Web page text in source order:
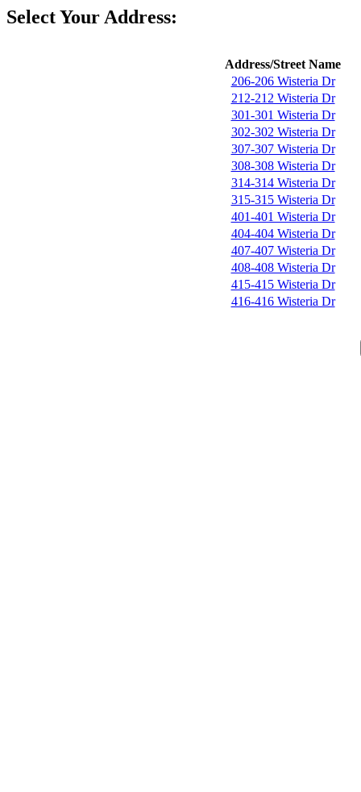
Select Your Address:
Address/Street Name
206-206 Wisteria Dr
212-212 Wisteria Dr
301-301 Wisteria Dr
302-302 Wisteria Dr
307-307 Wisteria Dr
308-308 Wisteria Dr
314-314 Wisteria Dr
315-315 Wisteria Dr
401-401 Wisteria Dr
404-404 Wisteria Dr
407-407 Wisteria Dr
408-408 Wisteria Dr
415-415 Wisteria Dr
416-416 Wisteria Dr